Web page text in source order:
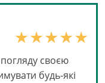
своєю
будь-які